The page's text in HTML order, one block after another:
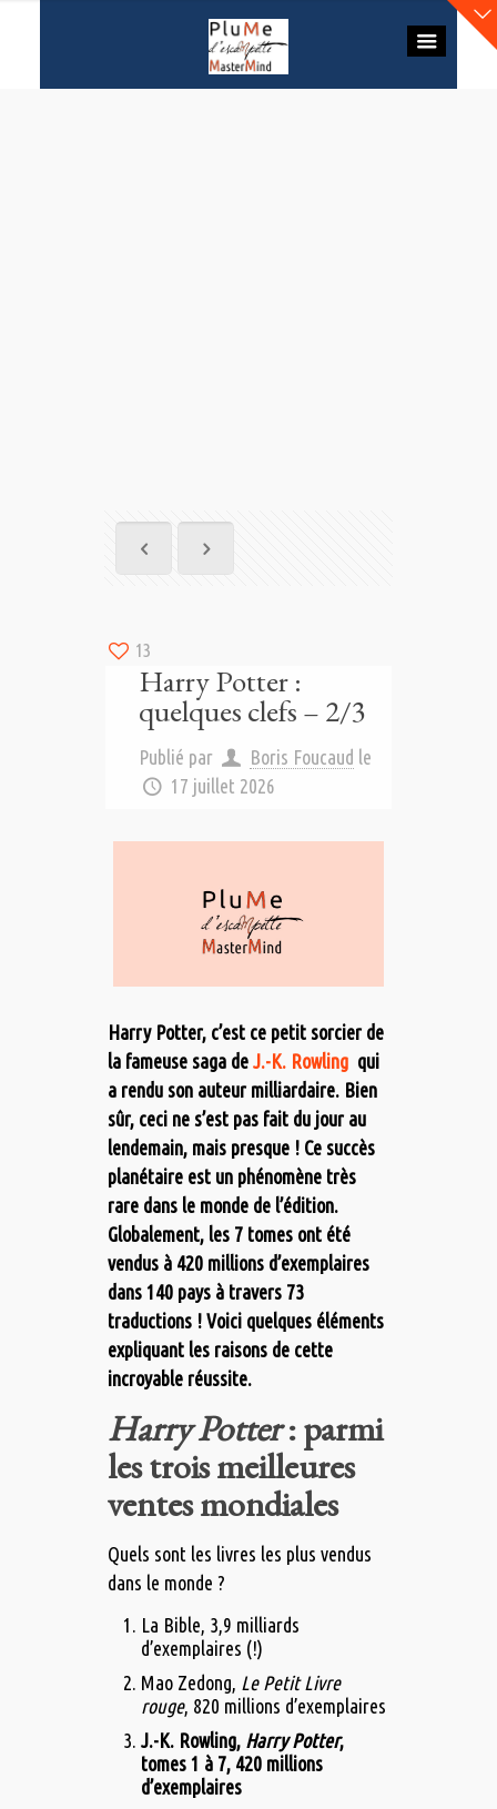
13
Harry Potter :
quelques clefs – 2/3
Publié par Boris Foucaud le
17 juillet 2026
Harry Potter, c’est ce petit sorcier de
la fameuse saga de J.-K. Rowlingqui
a rendu son auteur milliardaire. Bien
sûr, ceci ne s’est pas fait du jour au
lendemain, mais presque ! Ce succès
planétaire est un phénomène très
rare dans le monde de l’édition.
Globalement, les 7 tomes ont été
vendus à 420 millions d’exemplaires
dans 140 pays à travers 73
traductions ! Voici quelques éléments
expliquant les raisons de cette
incroyable réussite.
Harry Potter: parmi
les trois meilleures
ventes mondiales
Quels sont les livres les plus vendus
dans le monde ?
La Bible, 3,9 milliards
d’exemplaires (!)
Mao Zedong, Le Petit Livre
rouge, 820 millions d’exemplaires
J.-K. Rowling, Harry Potter,
tomes 1 à 7, 420 millions
d’exemplaires